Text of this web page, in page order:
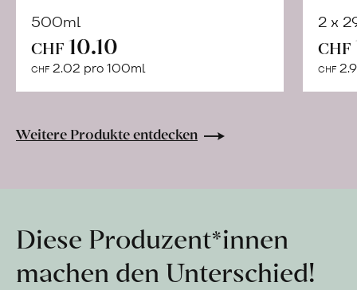
500ml
CHF 10.10
CHF 2.02 pro 100ml
Warenkorb
2 x
CHF
CHF
Weitere Produkte entdecken
Diese Produzent*innen
machen den Unterschied!